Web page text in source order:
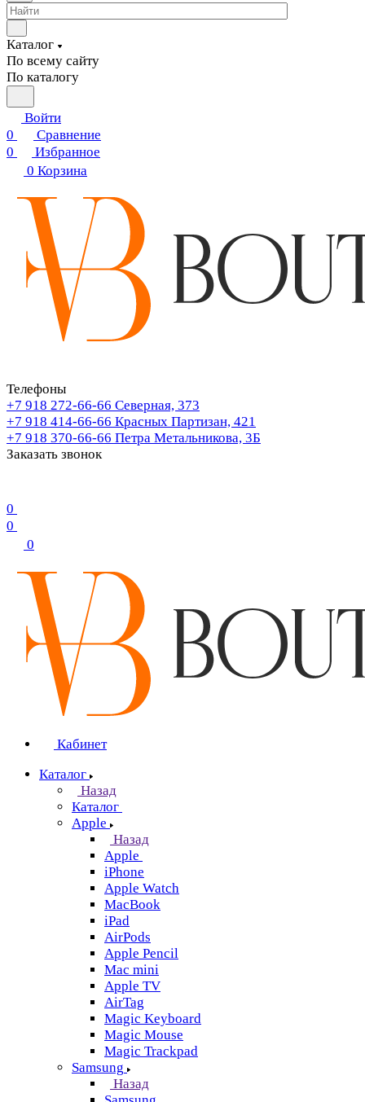
Каталог
По всему сайту
По каталогу
Войти
0
Сравнение
0
Избранное
0 Корзина
Телефоны
+7 918 272-66-66 Северная, 373
+7 918 414-66-66 Красных Партизан, 421
+7 918 370-66-66 Петра Метальникова, 3Б
Заказать звонок
0
0
0
Кабинет
Каталог
Назад
Каталог
Apple
Назад
Apple
iPhone
Apple Watch
MacBook
iPad
AirPods
Apple Pencil
Mac mini
Apple TV
AirTag
Magic Keyboard
Magic Mouse
Magic Trackpad
Samsung
Назад